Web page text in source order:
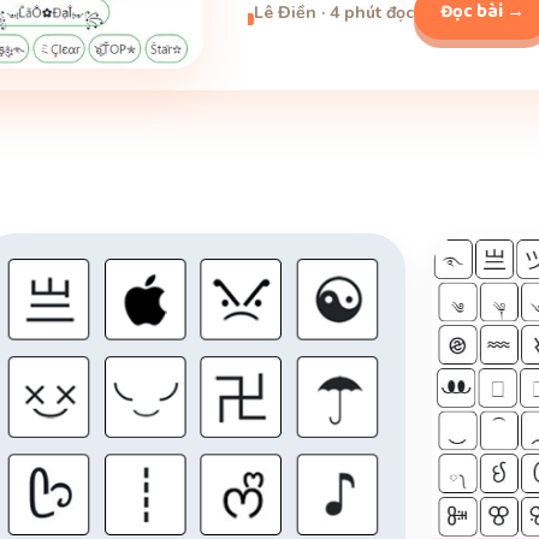
Lê Điền · 4 phút đọc Đọc bài →